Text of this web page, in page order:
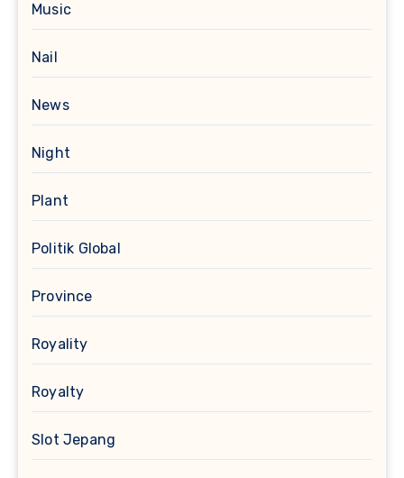
Music
Nail
News
Night
Plant
Politik Global
Province
Royality
Royalty
Slot Jepang